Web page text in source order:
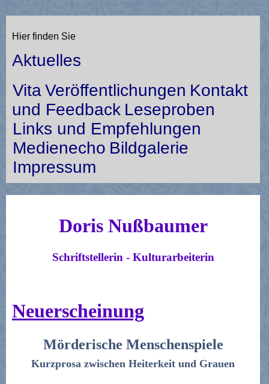
Hier finden Sie
Aktuelles
VitaVeröffentlichungen Kontakt
und Feedback Leseproben
Links und Empfehlungen
Medienecho Bildgalerie
Impressum
Doris Nußbaumer
Schriftstellerin - Kulturarbeiterin
Neuerscheinung
Mörderische Menschenspiele
Kurzprosa zwischen Heiterkeit und Grauen